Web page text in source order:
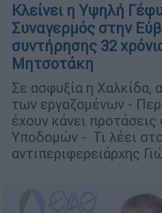
Κλείνει η Υψηλή
Συναγερμός στην
συντήρησης 32
Μητσοτάκη
Σε ασφυξία η Χαλκίδα,
των εργαζομένων -
έχουν κάνει
Υποδομών - Τι λέει
αντιπεριφερειάρχης